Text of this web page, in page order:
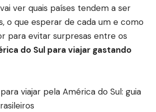
ver quais países tendem a ser
o que esperar de cada um e como
para evitar surpresas entre os
do Sul para viajar gastando
viajar pela América do Sul: guia